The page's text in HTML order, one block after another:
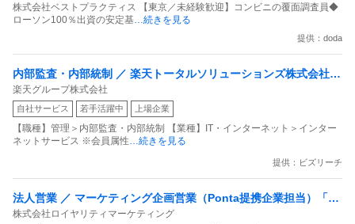
株式会社ベストプラクティス 【東京／未経験歓迎】コンビニの覆面調査員◆
ローソン100％出資の安定基 …続きを見る
提供：doda
内部監査・内部統制 ／ 楽天トータルソリューションズ株式会社
戦略事業コンプライアンス支援部 業務統制支援課：ショップコン
プライアンス推進担当（SBCSD）
楽天グループ株式会社
自社サービス 若手活躍中 上場企業
【職種】管理＞内部監査・内部統制 【業種】IT・インターネット＞インター
ネットサービス ※会員属性 …続きを見る
提供：ビズリーチ
法人営業 ／ マーケティング企画営業（Ponta提携企業担当）「国
内最大級の共通ポイントサービスを展開／無駄のない消費社会を
株式会社ロイヤリティマーケティング